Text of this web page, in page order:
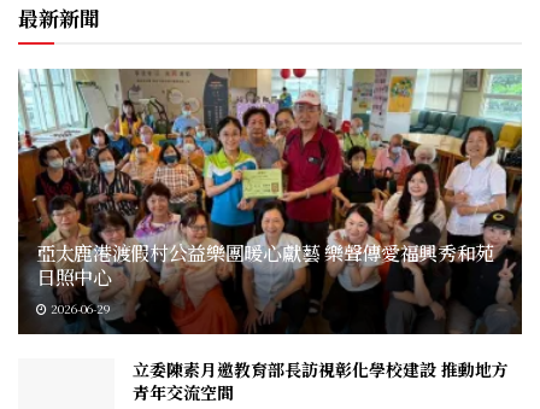
最新新聞
亞太鹿港渡假村公益樂團暖心獻藝 樂聲傳愛福興秀和苑
日照中心
2026-06-29
立委陳素月邀教育部長訪視彰化學校建設 推動地方
青年交流空間